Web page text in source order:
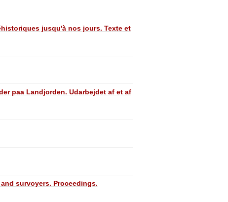
jusqu'à nos jours. Texte et
paa Landjorden. Udarbejdet af et af
survoyers. Proceedings.